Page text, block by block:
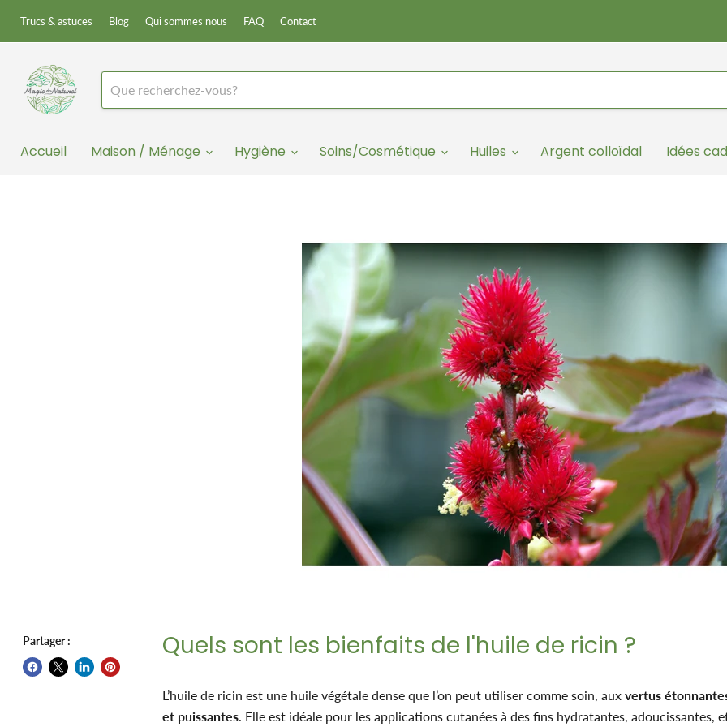
Trucs & astuces Blog Qui sommes nous FAQ Contact
Accueil Maison / Ménage Hygiène Soins/Cosmétique Huiles Argent colloïdal Idées
Partager : Quels sont les bienfaits de l'huile de ricin ?
L’huile de ricin est une huile végétale dense que l’on peut utiliser comme soin, aux vertus
et puissantes. Elle est idéale pour les applications cutanées à des fins hydratantes, adoucissantes,